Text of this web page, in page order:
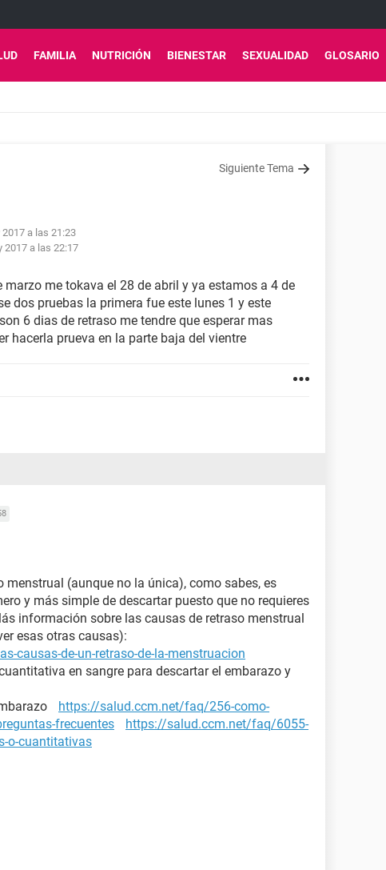
FAMILIA NUTRICIÓN BIENESTAR SEXUALIDAD GLOSARIO
Siguiente Tema
a las 21:23
2017 a las 22:17
me tokava el 28 de abril y ya estamos a 4 de
dos pruebas la primera fue este lunes 1 y este
6 dias de retraso me tendre que esperar mas
hacerla prueva en la parte baja del vientre
menstrual (aunque no la única), como sabes, es
y más simple de descartar puesto que no requieres
información sobre las causas de retraso menstrual
esas otras causas):
causas-de-un-retraso-de-la-menstruacion
en sangre para descartar el embarazo y
https://salud.ccm.net/faq/256-como-
frecuentes
https://salud.ccm.net/faq/6055-
o-cuantitativas